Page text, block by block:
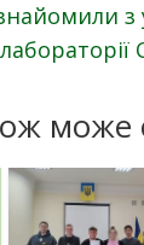
з
може